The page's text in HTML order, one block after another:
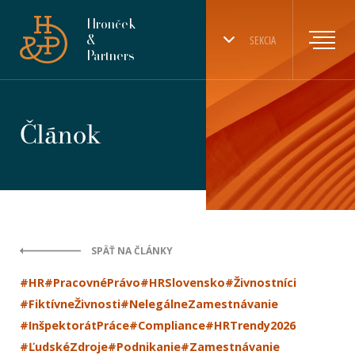
SEKCIA
Hronček
&
Partners
Článok
SPÄŤ NA ČLÁNKY
#HR#PracovnéPrávo#HRSlovensko#Živnostníci
#FiktívneŽivnosti#NelegálneZamestnávanie
#InšpektorátPráce#Compliance#HRTrendy2026
#ĽudskéZdroje#Podnikanie#Zamestnávanie